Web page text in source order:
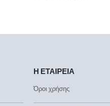
Η ΕΤΑΙΡΕΙΑ
Όροι χρήσης